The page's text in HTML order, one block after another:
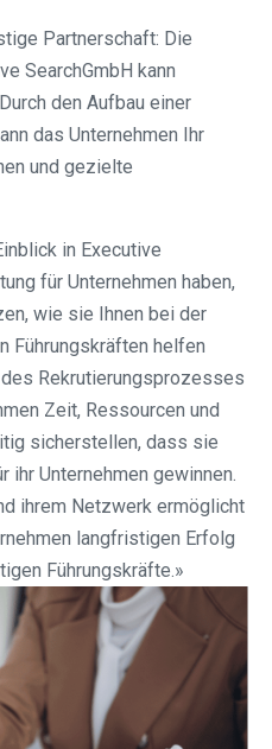
Partnerschaft: Die
SearchGmbH kann
den Aufbau einer
das Unternehmen Ihr
und gezielte
in Executive
für Unternehmen haben,
wie sie Ihnen bei der
Führungskräften helfen
des Rekrutierungsprozesses
Zeit, Ressourcen und
sicherstellen, dass sie
ihr Unternehmen gewinnen.
ihrem Netzwerk ermöglicht
langfristigen Erfolg
Führungskräfte.»